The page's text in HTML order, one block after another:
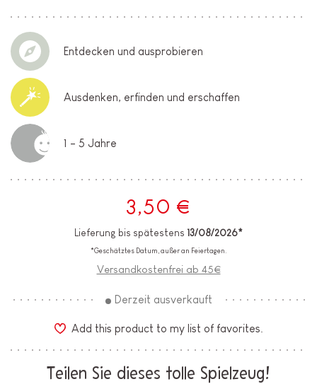
Entdecken und ausprobieren
Ausdenken, erfinden und erschaffen
1 - 5 Jahre
3,50 €
Lieferung bis spätestens 13/08/2026*
*Geschätztes Datum, außer an Feiertagen.
Versandkostenfrei ab 45€
Derzeit ausverkauft
Add this product to my list of favorites.
Teilen Sie dieses tolle Spielzeug!